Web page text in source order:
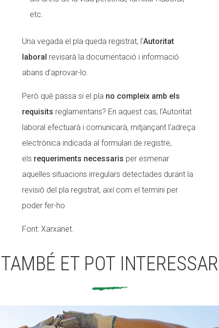
etc.
Una vegada el pla queda registrat, l’Autoritat
laboral revisarà la documentació i informació
abans d’aprovar-lo.
Però què passa si el pla no compleix amb els
requisits reglamentaris? En aquest cas, l’Autoritat
laboral efectuarà i comunicarà, mitjançant l’adreça
electrònica indicada al formulari de registre,
els requeriments necessaris per esmenar
aquelles situacions irregulars detectades durant la
revisió del pla registrat, així com el termini per
poder fer-ho.
Font: Xarxanet.
TAMBÉ ET POT INTERESSAR